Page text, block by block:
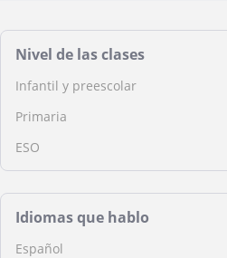
Nivel de las clases
Infantil y preescolar
Primaria
ESO
Idiomas que hablo
Español